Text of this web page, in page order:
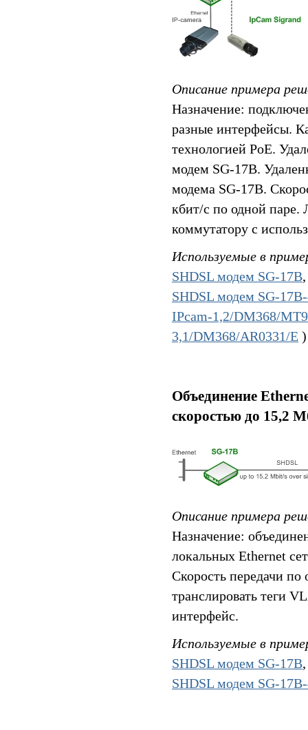
Описание примера
Назначение:
разные интерфейсы.
технологией PoE.
модем SG-17B.
модема SG-17B.
кбит/c по одной паре.
коммутатору с
Используемые в
SHDSL модем SG-17B
SHDSL модем SG-
IPcam-1,2/DM368/
3,1/DM368/AR0331/E )
Объединение
скоростью до 15,2
Описание примера
Назначение:
локальных Ethernet
Скорость передачи по
транслировать теги
интерфейс.
Используемые в
SHDSL модем SG-17B
SHDSL модем SG-